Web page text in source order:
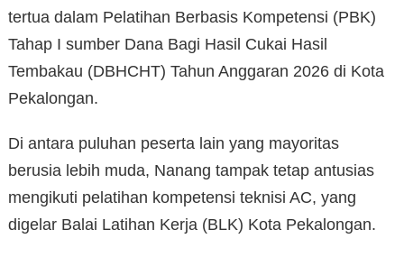
tertua dalam Pelatihan Berbasis Kompetensi (PBK)
Tahap I sumber Dana Bagi Hasil Cukai Hasil
Tembakau (DBHCHT) Tahun Anggaran 2026 di Kota
Pekalongan.
Di antara puluhan peserta lain yang mayoritas
berusia lebih muda, Nanang tampak tetap antusias
mengikuti pelatihan kompetensi teknisi AC, yang
digelar Balai Latihan Kerja (BLK) Kota Pekalongan.